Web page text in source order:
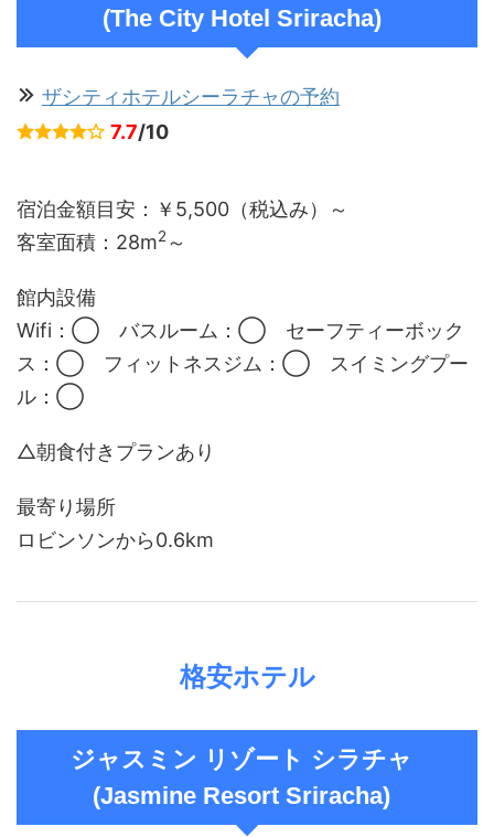
(The City Hotel Sriracha)
ザシティホテルシーラチャの予約
7.7/10
宿泊金額目安：￥5,500（税込み）～
客室面積：28m2～
館内設備
Wifi：◯ バスルーム：◯ セーフティーボック
ス：◯ フィットネスジム：◯ スイミングプー
ル：◯
△朝食付きプランあり
最寄り場所
ロビンソンから0.6km
格安ホテル
ジャスミン リゾート シラチャ
(Jasmine Resort Sriracha)